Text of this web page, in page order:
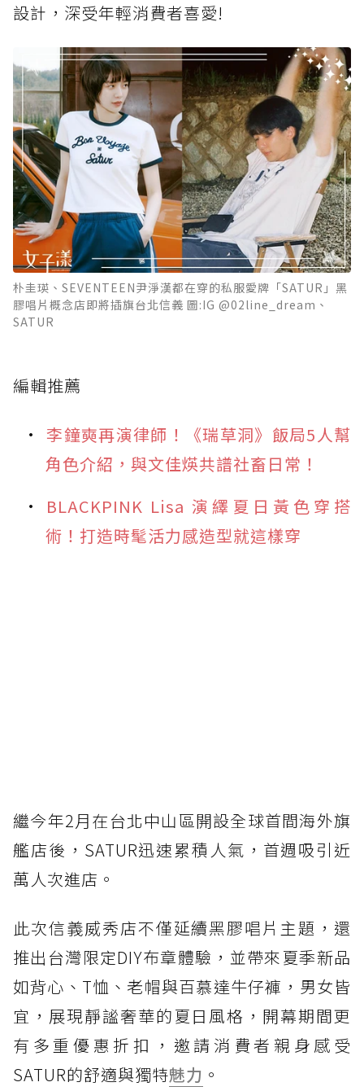
設計，深受年輕消費者喜愛!
朴圭瑛、SEVENTEEN尹淨漢都在穿的私服愛牌「SATUR」黑
膠唱片概念店即將插旗台北信義 圖:IG @02line_dream、
SATUR
編輯推薦
李鐘奭再演律師！《瑞草洞》飯局5人幫
角色介紹，與文佳煐共譜社畜日常！
BLACKPINK Lisa 演繹夏日黃色穿搭
術！打造時髦活力感造型就這樣穿
繼今年2月在台北中山區開設全球首間海外旗
艦店後，SATUR迅速累積人氣，首週吸引近
萬人次進店。
此次信義威秀店不僅延續黑膠唱片主題，還
推出台灣限定DIY布章體驗，並帶來夏季新品
如背心、T恤、老帽與百慕達牛仔褲，男女皆
宜，展現靜謐奢華的夏日風格，開幕期間更
有多重優惠折扣，邀請消費者親身感受
SATUR的舒適與獨特魅力 。